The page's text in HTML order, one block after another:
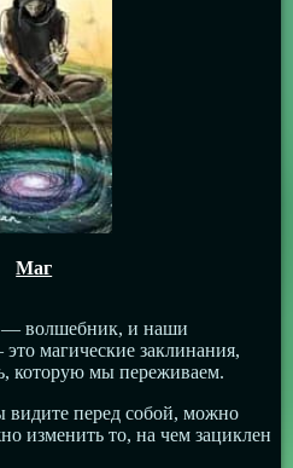
Маг
волшебник, и наши
магические заклинания,
которую мы переживаем.
видите перед собой, можно
изменить то, на чем зациклен